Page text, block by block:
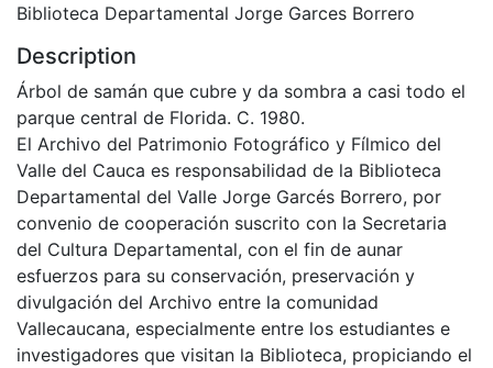
Biblioteca Departamental Jorge Garces Borrero
Description
Árbol de samán que cubre y da sombra a casi todo el
parque central de Florida. C. 1980.
El Archivo del Patrimonio Fotográfico y Fílmico del
Valle del Cauca es responsabilidad de la Biblioteca
Departamental del Valle Jorge Garcés Borrero, por
convenio de cooperación suscrito con la Secretaria
del Cultura Departamental, con el fin de aunar
esfuerzos para su conservación, preservación y
divulgación del Archivo entre la comunidad
Vallecaucana, especialmente entre los estudiantes e
investigadores que visitan la Biblioteca, propiciando el